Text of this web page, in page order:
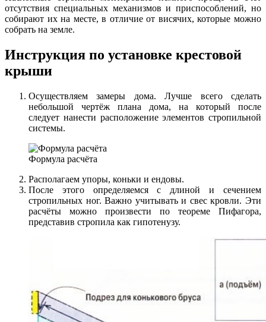
отсутствия специальных механизмов и приспособлений, но
собирают их на месте, в отличие от висячих, которые можно
собрать на земле.
Инструкция по установке крестовой
крыши
Осуществляем замеры дома. Лучше всего сделать
небольшой чертёж плана дома, на который после
следует нанести расположение элементов стропильной
системы.
Формула расчёта
Располагаем упоры, коньки и ендовы.
После этого определяемся с длиной и сечением
стропильных ног. Важно учитывать и свес кровли. Эти
расчёты можно произвести по теореме Пифагора,
представив стропила как гипотенузу.